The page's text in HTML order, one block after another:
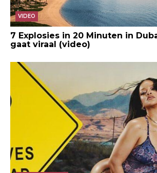
VIDEO
7 Explosies in 20 Minuten in
gaat viraal (video)